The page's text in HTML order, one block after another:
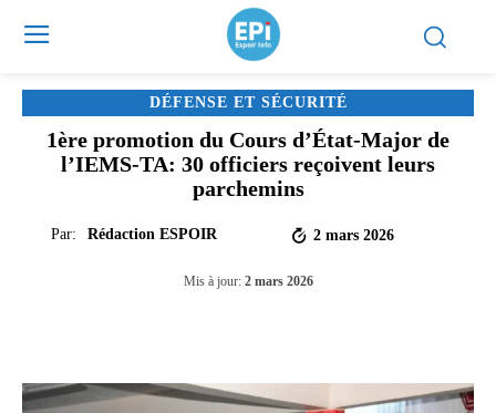
DÉFENSE ET SÉCURITÉ
1ère promotion du Cours d’État-Major de
l’IEMS-TA: 30 officiers reçoivent leurs
parchemins
Par: Rédaction ESPOIR 2 mars 2026
Mis à jour: 2 mars 2026